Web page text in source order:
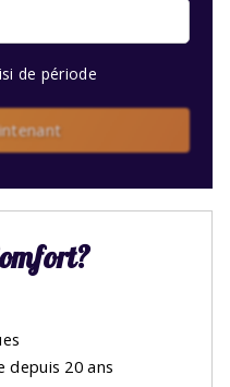
de période
depuis 20 ans